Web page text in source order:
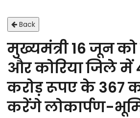
Back
मुख्यमंत्री 16 जून
और कोरिया जिले में
करोड़ रूपए के 367
करेंगे लोकार्पण-